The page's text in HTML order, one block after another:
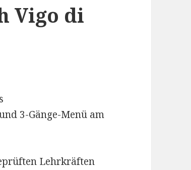
Vigo di
3-Gänge-Menü am
Lehrkräften